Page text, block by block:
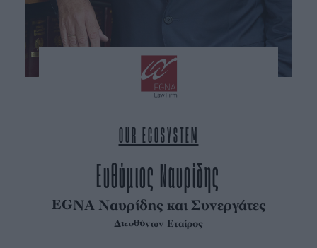
OUR ECOSYSTEM
Ευθύμιος Ναυρίδης
EGNA Ναυρίδης και Συνεργάτες
Διευθύνων Εταίρος